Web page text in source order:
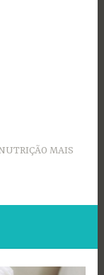
MAIS